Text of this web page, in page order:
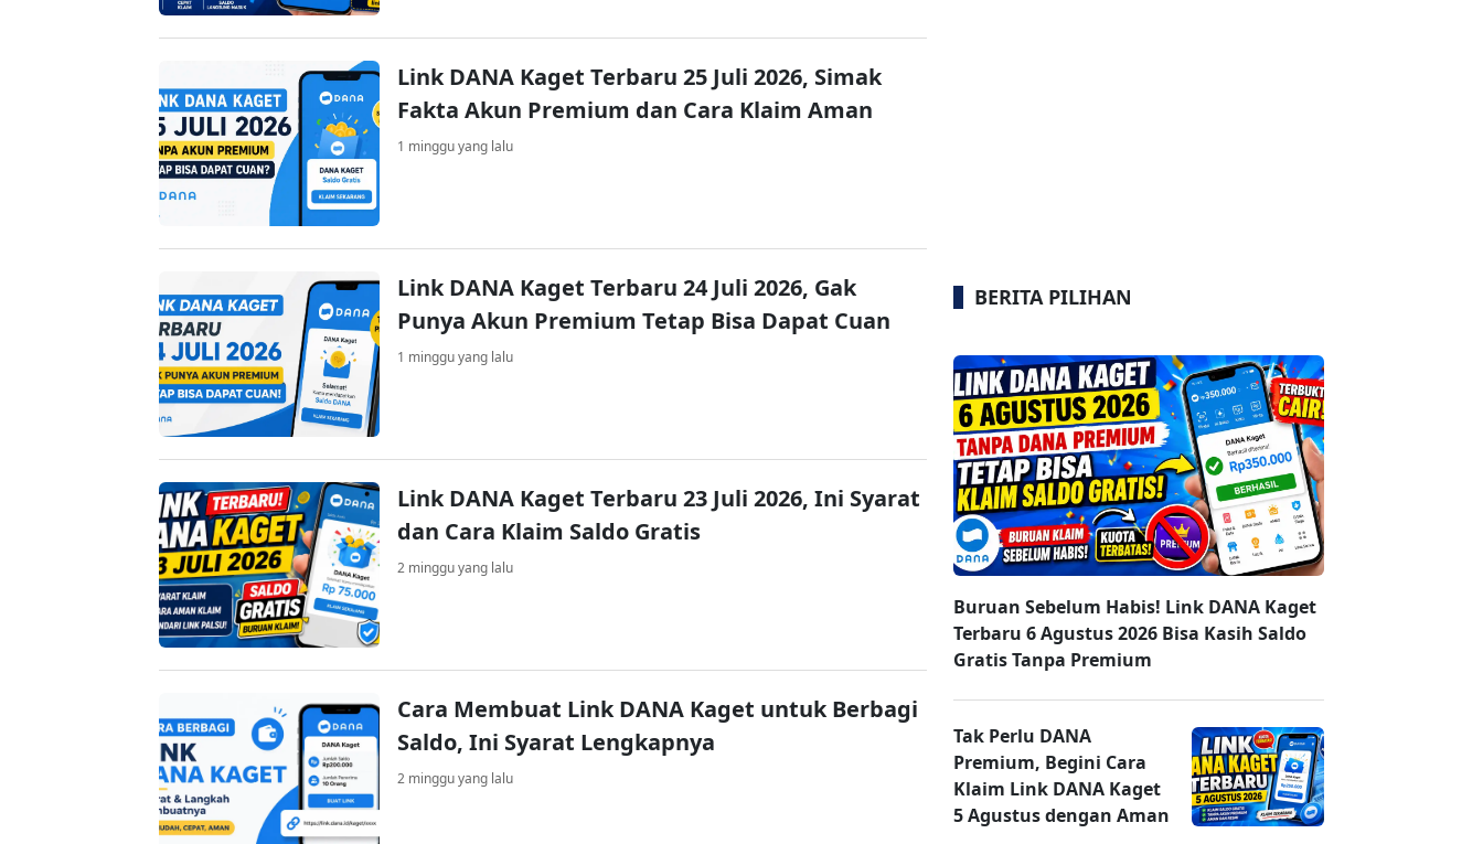
Link DANA Kaget Terbaru 25 Juli 2026, Simak
Fakta Akun Premium dan Cara Klaim Aman
1 minggu yang lalu
Link DANA Kaget Terbaru 24 Juli 2026, Gak
Punya Akun Premium Tetap Bisa Dapat Cuan
1 minggu yang lalu
Link DANA Kaget Terbaru 23 Juli 2026, Ini Syarat
dan Cara Klaim Saldo Gratis
2 minggu yang lalu
Cara Membuat Link DANA Kaget untuk Berbagi
Saldo, Ini Syarat Lengkapnya
2 minggu yang lalu
BERITA PILIHAN
Buruan Sebelum Habis! Link DANA Kaget
Terbaru 6 Agustus 2026 Bisa Kasih Saldo
Gratis Tanpa Premium
Tak Perlu DANA
Premium, Begini Cara
Klaim Link DANA Kaget
5 Agustus dengan Aman